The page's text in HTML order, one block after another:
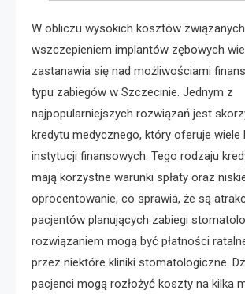
W obliczu wysokich kosztów
wszczepieniem implantów zębowych
zastanawia się nad możliwościami
typu zabiegów w Szczecinie. Jednym z
najpopularniejszych rozwiązań jest
kredytu medycznego, który oferuje wiele
instytucji finansowych. Tego rodzaju
mają korzystne warunki spłaty oraz
oprocentowanie, co sprawia, że są
pacjentów planujących zabiegi
rozwiązaniem mogą być płatności
przez niektóre kliniki stomatologiczne.
pacjenci mogą rozłożyć koszty na kilka